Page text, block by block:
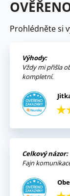
Prohlédněte si
Výhody:
Vždy mi přišla
kompletní.
Celkový názor:
Fajn